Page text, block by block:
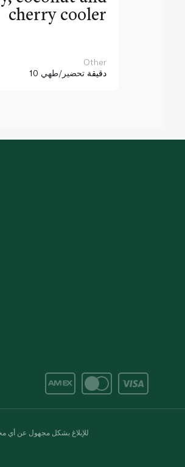
cherry cooler
Other
10 دقيقة تحضير/طهي
للإبلاغ بشكل مجهول عن أي